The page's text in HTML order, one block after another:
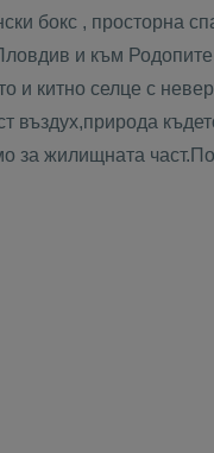
бокс , просторна
Пловдив и към
и китно селце с
за жилищната